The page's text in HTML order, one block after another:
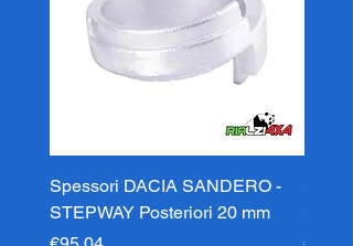
Spessori DACIA SANDERO -
STEPWAY Posteriori 20 mm
価格
価格